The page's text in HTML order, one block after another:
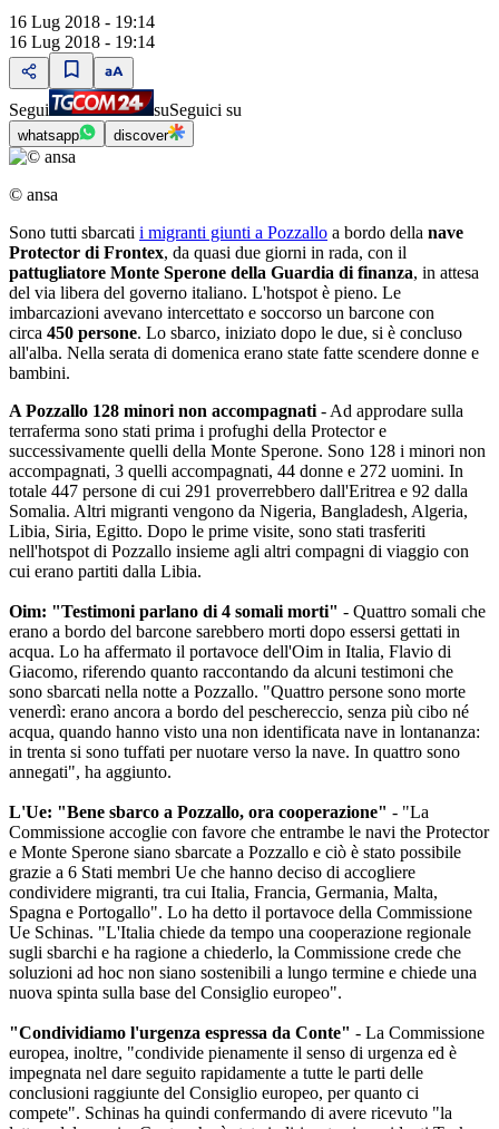
16 Lug 2018 - 19:14
16 Lug 2018 - 19:14
Segui suSeguici su
whatsapp discover
© ansa
Sono tutti sbarcati i migranti giunti a Pozzallo a bordo della nave
Protector di Frontex, da quasi due giorni in rada, con il
pattugliatore Monte Sperone della Guardia di finanza, in attesa
del via libera del governo italiano. L'hotspot è pieno. Le
imbarcazioni avevano intercettato e soccorso un barcone con
circa 450 persone. Lo sbarco, iniziato dopo le due, si è concluso
all'alba. Nella serata di domenica erano state fatte scendere donne e
bambini.
A Pozzallo 128 minori non accompagnati - Ad approdare sulla
terraferma sono stati prima i profughi della Protector e
successivamente quelli della Monte Sperone. Sono 128 i minori non
accompagnati, 3 quelli accompagnati, 44 donne e 272 uomini. In
totale 447 persone di cui 291 proverrebbero dall'Eritrea e 92 dalla
Somalia. Altri migranti vengono da Nigeria, Bangladesh, Algeria,
Libia, Siria, Egitto. Dopo le prime visite, sono stati trasferiti
nell'hotspot di Pozzallo insieme agli altri compagni di viaggio con
cui erano partiti dalla Libia.
Oim: "Testimoni parlano di 4 somali morti" - Quattro somali che
erano a bordo del barcone sarebbero morti dopo essersi gettati in
acqua. Lo ha affermato il portavoce dell'Oim in Italia, Flavio di
Giacomo, riferendo quanto raccontando da alcuni testimoni che
sono sbarcati nella notte a Pozzallo. "Quattro persone sono morte
venerdì: erano ancora a bordo del peschereccio, senza più cibo né
acqua, quando hanno visto una non identificata nave in lontananza:
in trenta si sono tuffati per nuotare verso la nave. In quattro sono
annegati", ha aggiunto.
L'Ue: "Bene sbarco a Pozzallo, ora cooperazione" - "La
Commissione accoglie con favore che entrambe le navi the Protector
e Monte Sperone siano sbarcate a Pozzallo e ciò è stato possibile
grazie a 6 Stati membri Ue che hanno deciso di accogliere
condividere migranti, tra cui Italia, Francia, Germania, Malta,
Spagna e Portogallo". Lo ha detto il portavoce della Commissione
Ue Schinas. "L'Italia chiede da tempo una cooperazione regionale
sugli sbarchi e ha ragione a chiederlo, la Commissione crede che
soluzioni ad hoc non siano sostenibili a lungo termine e chiede una
nuova spinta sulla base del Consiglio europeo".
"Condividiamo l'urgenza espressa da Conte" - La Commissione
europea, inoltre, "condivide pienamente il senso di urgenza ed è
impegnata nel dare seguito rapidamente a tutte le parti delle
conclusioni raggiunte del Consiglio europeo, per quanto ci
compete". Schinas ha quindi confermando di avere ricevuto "la